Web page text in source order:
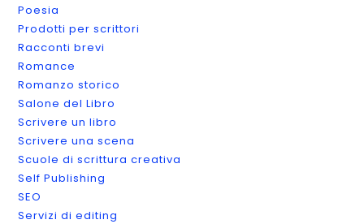
Poesia
Prodotti per scrittori
Racconti brevi
Romance
Romanzo storico
Salone del Libro
Scrivere un libro
Scrivere una scena
Scuole di scrittura creativa
Self Publishing
SEO
Servizi di editing